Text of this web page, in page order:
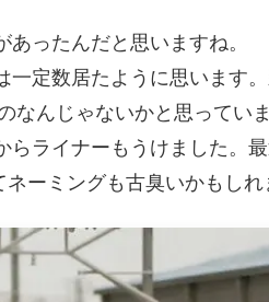
ったんだと思いますね。
定数居たように思います
なんじゃないかと思ってい
ライナーもうけました。
ーミングも古臭いかもしれ